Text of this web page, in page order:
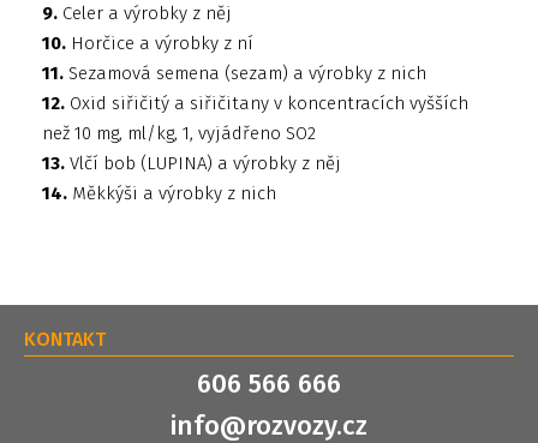
9. Celer a výrobky z něj
10. Horčice a výrobky z ní
11. Sezamová semena (sezam) a výrobky z nich
12. Oxid siřičitý a siřičitany v koncentracích vyšších
než 10 mg, ml/kg, 1, vyjádřeno SO2
13. Vlčí bob (LUPINA) a výrobky z něj
14. Měkkýši a výrobky z nich
KONTAKT
606 566 666
info@rozvozy.cz